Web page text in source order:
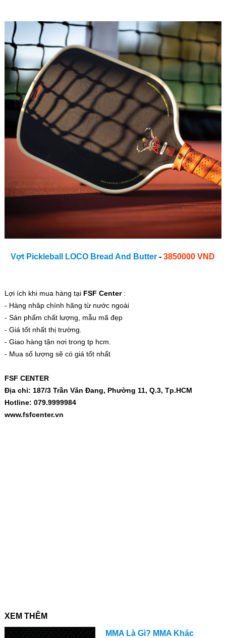
Vợt Pickleball LOCO Bread And Butter -3850000 VND
Lợi ích khi mua hàng tại FSF Center:
- Hàng nhâp chính hãng từ nước ngoài
- Sản phẩm chất lượng, mẫu mã đẹp
- Giá tốt nhất thị trường.
- Giao hàng tận nơi trong tp hcm.
- Mua số lượng sẽ có giá tốt nhất
FSF CENTER
Địa chỉ: 187/3 Trần Văn Đang, Phường 11, Q.3, Tp.HCM
Hotline: 079.9999984
www.fsfcenter.vn
XEM THÊM
MMA Là Gì? MMA Khác